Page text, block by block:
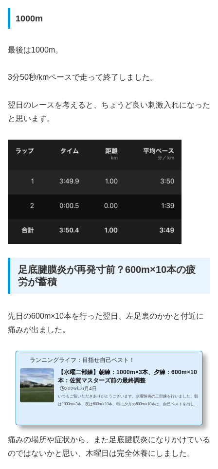
1000m
最後は1000m。
3分50秒/kmペースで走って終了しました。
翌日のレースを考えると、ちょうど良い刺激入れになった
と思います。
足底腱膜炎が再発寸前？600m×10本の疲
労が蓄積
先日の600m×10本を行った翌日、左足裏のかかと付近に
痛みが出ました。
ランニングライフ：目指せ自己ベスト！
【水曜二部練】朝練：1000m×3本、夕練：600m×10
本：佐賀マスターズ前の最終調整
🕒️2026年6月4日
いつもご覧いただきありがとうございます。水曜恒例の二部練を行いました。朝
は1000m×3本、夜は600m×10本。特に夕方の600m×10本は、自己ベストを出した
回）メニュー：1000m×3本参加人数：9名結果先週は雨の影響で参加者が少なか
ったものの、この日は天候に恵まれ賑やかな練習会となりました。参加者の多く
は...
痛みの場所や症状から、また足底腱膜炎になりかけている
のではないかと思い、木曜日は完全休養にしました。